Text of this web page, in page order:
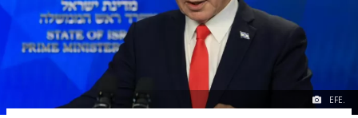
EFE.